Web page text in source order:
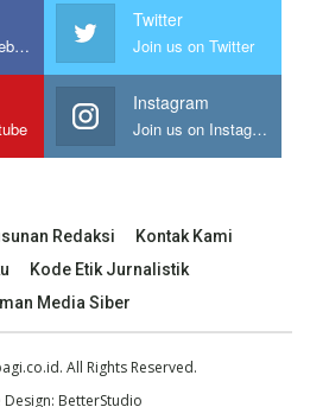
Join us on Facebook
Twitter
Join us on Twitter
Instagram
Join us on Instagram
Redaksi
Kontak Kami
Kode Etik Jurnalistik
Media Siber
All Rights Reserved.
BetterStudio